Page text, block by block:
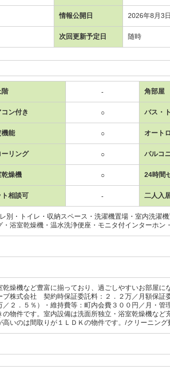
情報公開日 2026年8月3日
次回更新予定日 随時
階 - 角部屋
コン付き ○ バス・
機能 ○ オート
ーリング ○ バルコ
乾燥機 ○ 24時間
ト相談可 - 二人入
別・トイレ・収納スペース・洗濯機置場・室内洗濯
浴室乾燥機・温水洗浄便座・モニタ付インターホン
燥機など豊富に揃っており、過ごしやすいお部屋に
株式会社 契約時保証委託料：２．２万／月額保証
２．５％）・維持費等：町内会費３００円／月・管
の物件です。室内設備は洗面所独立・浴室乾燥機など
いのは間取りが１ＬＤＫの物件です。/クリーニン